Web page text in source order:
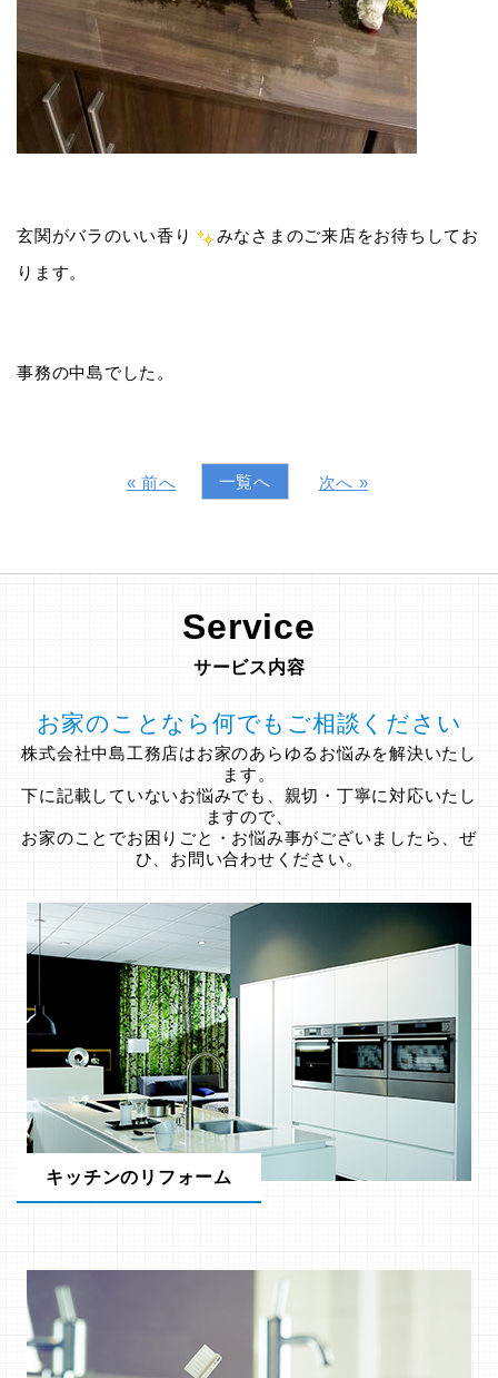
玄関がバラのいい香り
みなさまのご来店をお待ちしてお
ります。
事務の中島でした。
« 前へ 一覧へ 次へ »
Service
サービス内容
お家のことなら何でもご相談ください
株式会社中島工務店はお家のあらゆるお悩みを解決いたし
ます。
下に記載していないお悩みでも、親切・丁寧に対応いたし
ますので、
お家のことでお困りごと・お悩み事がございましたら、ぜ
ひ、お問い合わせください。
キッチンのリフォーム